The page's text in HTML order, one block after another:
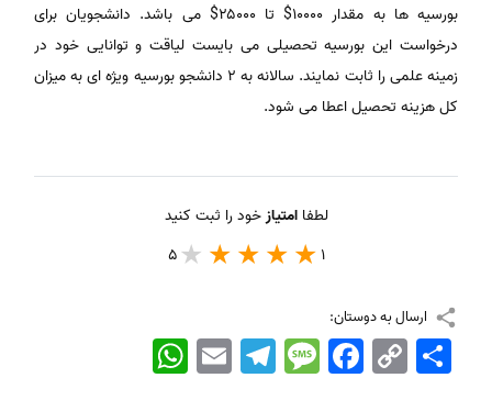
بورسیه ها به مقدار ۱۰۰۰۰$ تا ۲۵۰۰۰$ می باشد. دانشجویان برای
درخواست این بورسیه تحصیلی می بایست لیاقت و توانایی خود در
زمینه علمی را ثابت نمایند. سالانه به ۲ دانشجو بورسیه ویژه ای به میزان
کل هزینه تحصیل اعطا می شود.
لطفاامتیازخود را ثبت کنید
1
5
ارسال به دوستان:
WhatsApp EmailTelegramMessageFacebook Copy
Link
اشتراک